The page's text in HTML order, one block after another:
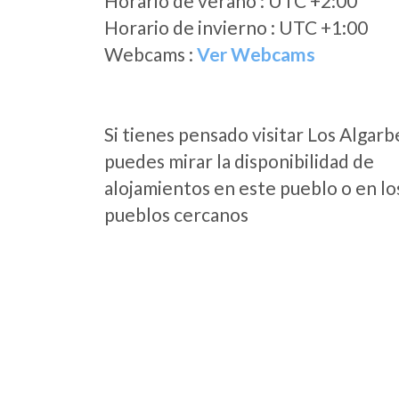
Horario de invierno : UTC +1:00
Webcams : Ver Webcams
Si tienes pensado visitar Los
puedes mirar la disponibilidad de
alojamientos en este pueblo o en
pueblos cercanos